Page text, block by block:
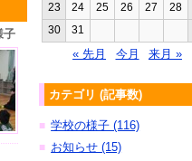
子
23
24 25 26 27 28
30
31
« 先月 今月 来月 »
カテゴリ (記事数)
■ 学校の様子 (116)
■ お知らせ (15)